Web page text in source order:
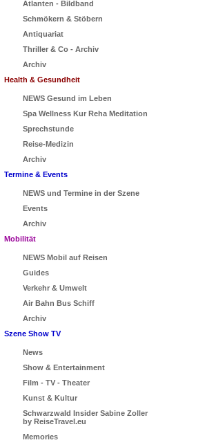
Atlanten - Bildband
Schmökern & Stöbern
Antiquariat
Thriller & Co - Archiv
Archiv
Health & Gesundheit
NEWS Gesund im Leben
Spa Wellness Kur Reha Meditation
Sprechstunde
Reise-Medizin
Archiv
Termine & Events
NEWS und Termine in der Szene
Events
Archiv
Mobilität
NEWS Mobil auf Reisen
Guides
Verkehr & Umwelt
Air Bahn Bus Schiff
Archiv
Szene Show TV
News
Show & Entertainment
Film - TV - Theater
Kunst & Kultur
Schwarzwald Insider Sabine Zoller
by ReiseTravel.eu
Memories